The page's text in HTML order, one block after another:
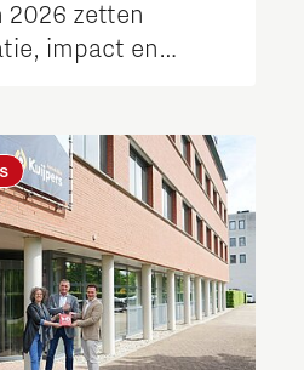
2026 zetten
impact en